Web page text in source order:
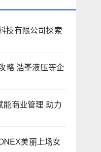
技有限公司探索
略 浩峯液压等企
能商业管理 助力
美丽上场女